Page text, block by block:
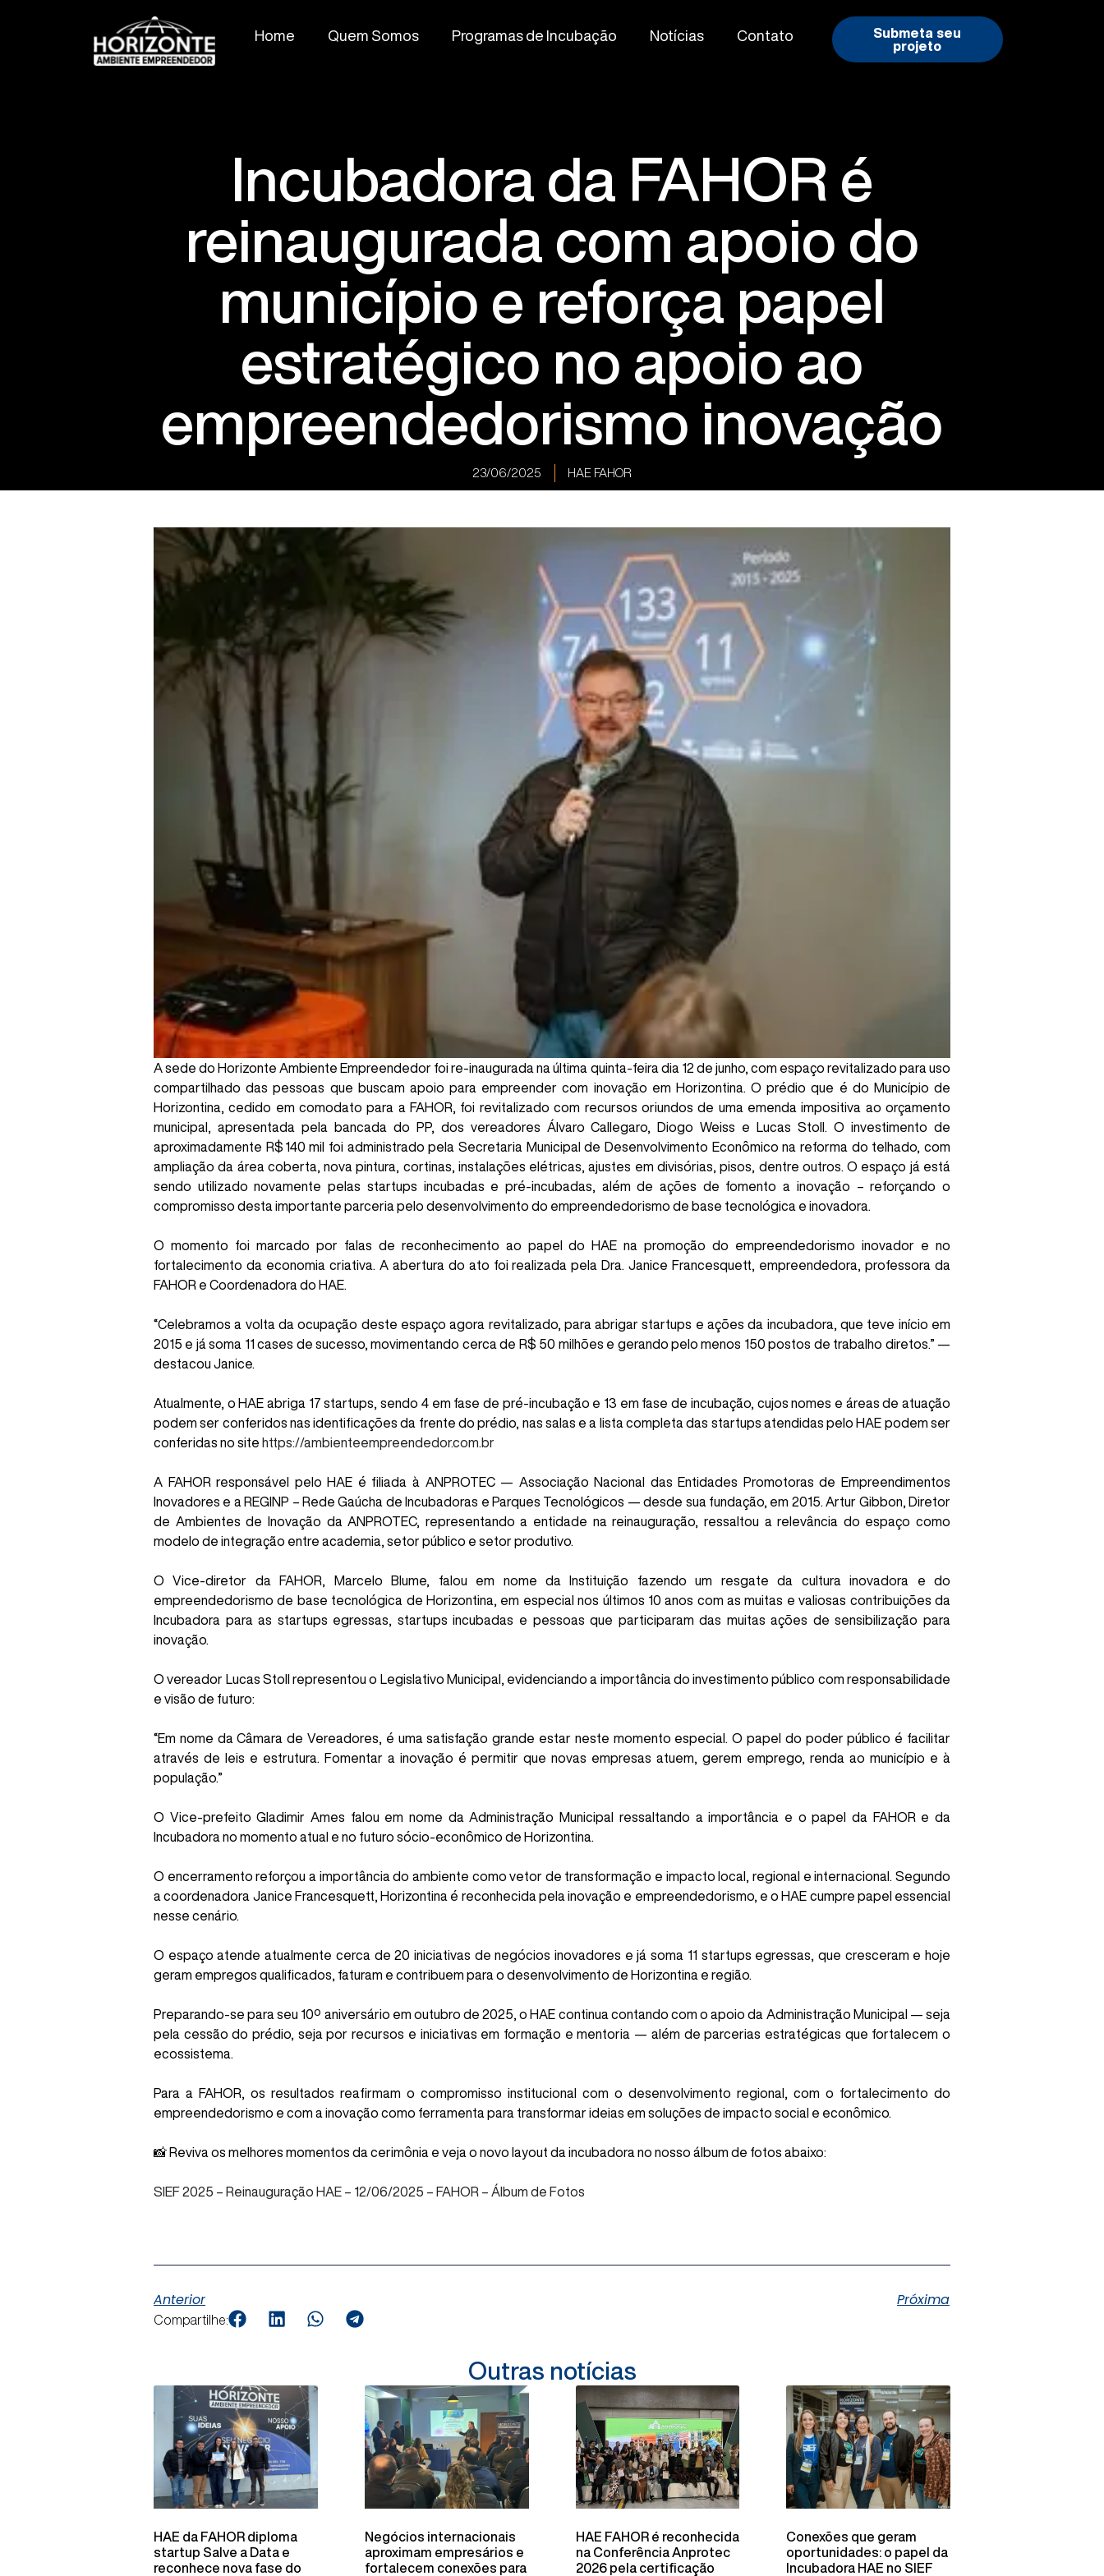
Home Quem Somos Programas de Incubação Notícias Contato
Submeta seu
projeto
Incubadora da FAHOR é
reinaugurada com apoio do
município e reforça papel
estratégico no apoio ao
empreendedorismo inovação
23/06/2025 HAE FAHOR
A sede do Horizonte Ambiente Empreendedor foi re-inaugurada na última quinta-feira dia 12 de junho, com espaço revitalizado para uso
compartilhado das pessoas que buscam apoio para empreender com inovação em Horizontina. O prédio que é do Município de
Horizontina, cedido em comodato para a FAHOR, foi revitalizado com recursos oriundos de uma emenda impositiva ao orçamento
municipal, apresentada pela bancada do PP, dos vereadores Álvaro Callegaro, Diogo Weiss e Lucas Stoll. O investimento de
aproximadamente R$ 140 mil foi administrado pela Secretaria Municipal de Desenvolvimento Econômico na reforma do telhado, com
ampliação da área coberta, nova pintura, cortinas, instalações elétricas, ajustes em divisórias, pisos, dentre outros. O espaço já está
sendo utilizado novamente pelas startups incubadas e pré-incubadas, além de ações de fomento a inovação – reforçando o
compromisso desta importante parceria pelo desenvolvimento do empreendedorismo de base tecnológica e inovadora.
O momento foi marcado por falas de reconhecimento ao papel do HAE na promoção do empreendedorismo inovador e no
fortalecimento da economia criativa. A abertura do ato foi realizada pela Dra. Janice Francesquett, empreendedora, professora da
FAHOR e Coordenadora do HAE.
“Celebramos a volta da ocupação deste espaço agora revitalizado, para abrigar startups e ações da incubadora, que teve início em
2015 e já soma 11 cases de sucesso, movimentando cerca de R$ 50 milhões e gerando pelo menos 150 postos de trabalho diretos.” —
destacou Janice.
Atualmente, o HAE abriga 17 startups, sendo 4 em fase de pré-incubação e 13 em fase de incubação, cujos nomes e áreas de atuação
podem ser conferidos nas identificações da frente do prédio, nas salas e a lista completa das startups atendidas pelo HAE podem ser
conferidas no site https://ambienteempreendedor.com.br
A FAHOR responsável pelo HAE é filiada à ANPROTEC — Associação Nacional das Entidades Promotoras de Empreendimentos
Inovadores e a REGINP – Rede Gaúcha de Incubadoras e Parques Tecnológicos — desde sua fundação, em 2015. Artur Gibbon, Diretor
de Ambientes de Inovação da ANPROTEC, representando a entidade na reinauguração, ressaltou a relevância do espaço como
modelo de integração entre academia, setor público e setor produtivo.
O Vice-diretor da FAHOR, Marcelo Blume, falou em nome da Instituição fazendo um resgate da cultura inovadora e do
empreendedorismo de base tecnológica de Horizontina, em especial nos últimos 10 anos com as muitas e valiosas contribuições da
Incubadora para as startups egressas, startups incubadas e pessoas que participaram das muitas ações de sensibilização para
inovação.
O vereador Lucas Stoll representou o Legislativo Municipal, evidenciando a importância do investimento público com responsabilidade
e visão de futuro:
“Em nome da Câmara de Vereadores, é uma satisfação grande estar neste momento especial. O papel do poder público é facilitar
através de leis e estrutura. Fomentar a inovação é permitir que novas empresas atuem, gerem emprego, renda ao município e à
população.”
O Vice-prefeito Gladimir Ames falou em nome da Administração Municipal ressaltando a importância e o papel da FAHOR e da
Incubadora no momento atual e no futuro sócio-econômico de Horizontina.
O encerramento reforçou a importância do ambiente como vetor de transformação e impacto local, regional e internacional. Segundo
a coordenadora Janice Francesquett, Horizontina é reconhecida pela inovação e empreendedorismo, e o HAE cumpre papel essencial
nesse cenário.
O espaço atende atualmente cerca de 20 iniciativas de negócios inovadores e já soma 11 startups egressas, que cresceram e hoje
geram empregos qualificados, faturam e contribuem para o desenvolvimento de Horizontina e região.
Preparando-se para seu 10º aniversário em outubro de 2025, o HAE continua contando com o apoio da Administração Municipal — seja
pela cessão do prédio, seja por recursos e iniciativas em formação e mentoria — além de parcerias estratégicas que fortalecem o
ecossistema.
Para a FAHOR, os resultados reafirmam o compromisso institucional com o desenvolvimento regional, com o fortalecimento do
empreendedorismo e com a inovação como ferramenta para transformar ideias em soluções de impacto social e econômico.
📸 Reviva os melhores momentos da cerimônia e veja o novo layout da incubadora no nosso álbum de fotos abaixo:
SIEF 2025 – Reinauguração HAE – 12/06/2025 – FAHOR – Álbum de Fotos
Anterior Próxima
Compartilhe:
Outras notícias
HAE da FAHOR diploma
startup Salve a Data e
reconhece nova fase do
Negócios internacionais
aproximam empresários e
fortalecem conexões para
HAE FAHOR é reconhecida
na Conferência Anprotec
2026 pela certificação
Conexões que geram
oportunidades: o papel da
Incubadora HAE no SIEF